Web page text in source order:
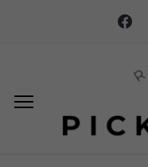
facebook